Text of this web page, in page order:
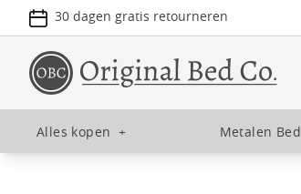
30 dagen gratis retourneren
Alles kopen + Metalen Bed